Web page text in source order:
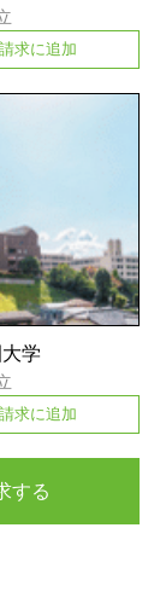
求に追加
学
求に追加
する